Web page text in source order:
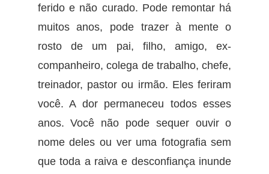
ferido e não curado. Pode remontar há
muitos anos, pode trazer à mente o
rosto de um pai, filho, amigo, ex-
companheiro, colega de trabalho, chefe,
treinador, pastor ou irmão. Eles feriram
você. A dor permaneceu todos esses
anos. Você não pode sequer ouvir o
nome deles ou ver uma fotografia sem
que toda a raiva e desconfiança inunde